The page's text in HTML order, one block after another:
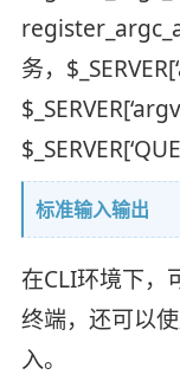
务，
标准输入输出
在CLI环境下，
终端，还可以
入。